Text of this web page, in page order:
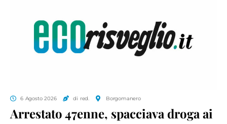
6 Agosto 2026 di red. Borgomanero
Arrestato 47enne, spacciava droga ai